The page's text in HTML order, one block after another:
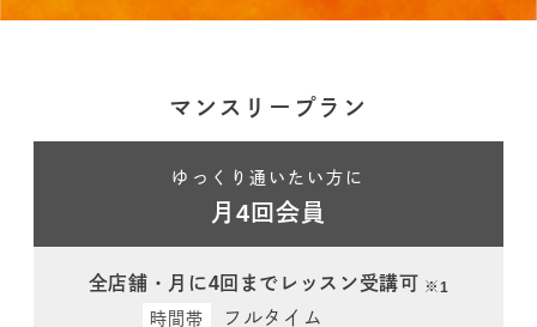
マンスリープラン
ゆっくり通いたい方に
月4回会員
全店舗・月に4回までレッスン受講可 ※1
時間帯 フルタイム